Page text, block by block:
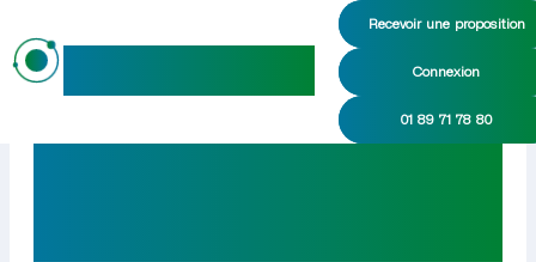
Recevoir une proposition
Connexion
01 89 71 78 80
Emploi à Origny-Sainte-
Rejoindre maideoà